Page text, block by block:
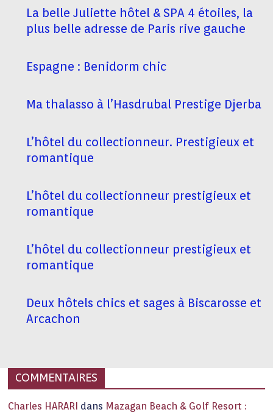
La belle Juliette hôtel & SPA 4 étoiles, la
plus belle adresse de Paris rive gauche
Espagne : Benidorm chic
Ma thalasso à l’Hasdrubal Prestige Djerba
L’hôtel du collectionneur. Prestigieux et
romantique
L’hôtel du collectionneur prestigieux et
romantique
L’hôtel du collectionneur prestigieux et
romantique
Deux hôtels chics et sages à Biscarosse et
Arcachon
COMMENTAIRES
Charles HARARI dans Mazagan Beach & Golf Resort :